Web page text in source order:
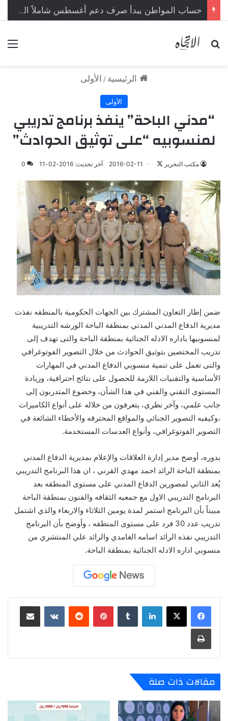
حساب المواطن يبدأ صرف دعم أغسطس شاملاً الدعم الإضافي
بحث عن
الرئيسية / الأولى
الأولى
“مدني الباحة” ينفذ برنامج تدريبي
لمنسوبيه “على توثيق الحوادث”
مكتب التحرير
ب
ع
ع
ى
X
2016-02-11 آخر تحديث: 2016-02-11 0
ضمن إطار التعاون المشترك بين الجهات الحكومية بالمنطقه نفذت
مديرية الدفاع المدني المدني بمنطقة الباحة الورشه التدريبية
لمنسوبيها باداره الادله الجنائية بمنطقة الباحة والتى تهدف إلى
تدريب المختصين بتوثيق الحوادث من خلال التصوير الفوتوغرافي
والتى تعمل على تنمية منسوبي الدفاع المدني في المهارات
الأساسية والتقنيات اللازمة للحصول على نتائج احترافية، وزيادة
المستوى التقني والفني في هذا الشأن، وخضوع المتدربون إلى
جانب علمي، وآخر نظري، يتعرفون من خلاله على أنواع الكاميرات
،وكيفيه التصوير الجنائي والمواقع المحترقه والأخطاء الشائعة في
التصوير الفوتوغرافي، وأنواع العدسات المستخدمة.
بدوره، أوضح مدير إدارة العلاقات والإعلام بمديرية الدفاع المدني
بمنطقة الباحة الرائد احمد مهدي القرني ، ان هذا البرنامج التدريبي
يُعد الثاني لمصورين الدفاع المدني على مستوى المنطقه بعد
البرنامج التدريبي الاول مع جمعيه الثقافه والفنون بمنطقة الباحة
مبيناً بأن البرنامج استمر لمدة يومين الثلاثاء والاربعاء والذي اشتمل
تدريب عدد 30 فرد على مستوى المنطقه ، وأوضح بأن البرنامج
التدريبي نفذه الرائد اسامه الغامدي والرائد علي المنتشري من
منسوبي اداره الادله الجنائية بمنطقة الباحة.
لينكدإن بينتيريست
مقالات ذات صلة